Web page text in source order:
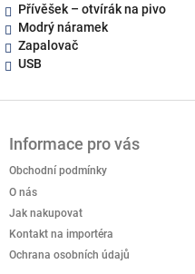
Přívěšek – otvírák na pivo
Modrý náramek
Zapalovač
USB
Informace pro vás
Obchodní podmínky
O nás
Jak nakupovat
Kontakt na importéra
Ochrana osobních údajů